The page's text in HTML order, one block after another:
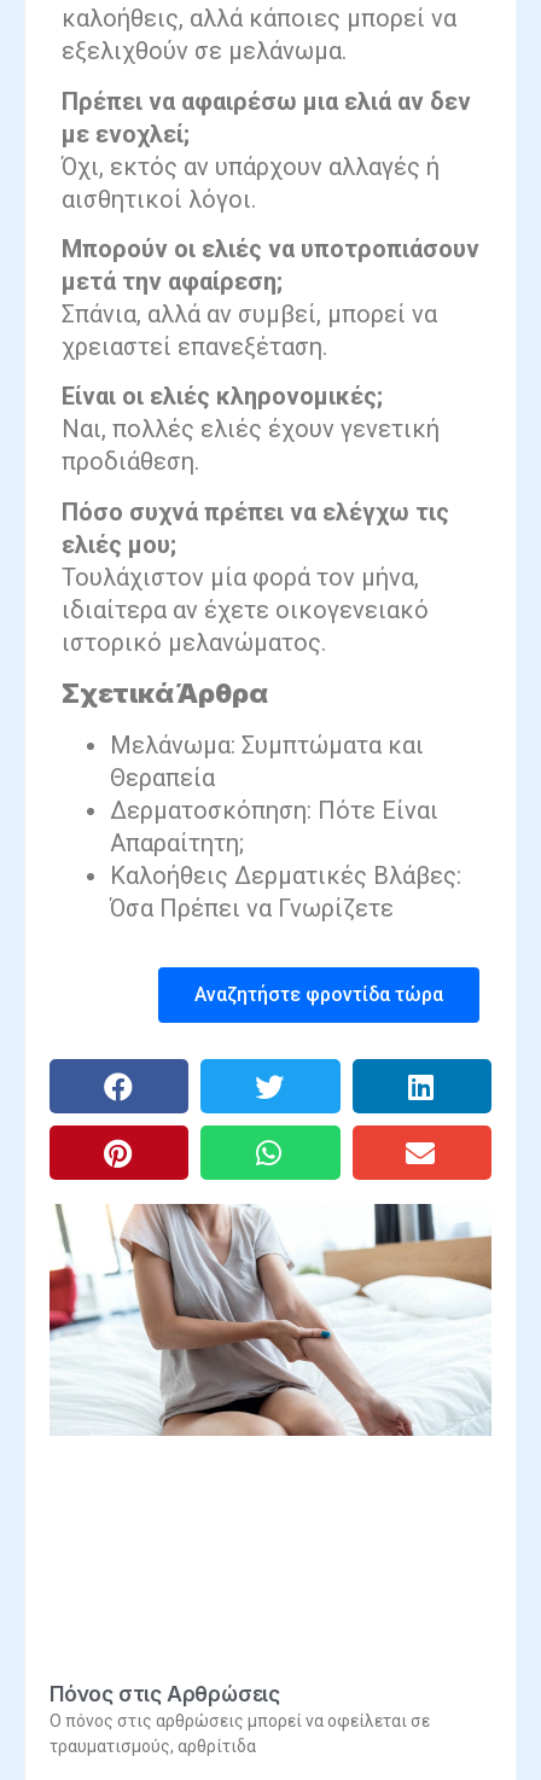
καλοήθεις, αλλά κάποιες μπορεί να
εξελιχθούν σε μελάνωμα.
Πρέπει να αφαιρέσω μια ελιά αν δεν
με ενοχλεί;
Όχι, εκτός αν υπάρχουν αλλαγές ή
αισθητικοί λόγοι.
Μπορούν οι ελιές να υποτροπιάσουν
μετά την αφαίρεση;
Σπάνια, αλλά αν συμβεί, μπορεί να
χρειαστεί επανεξέταση.
Είναι οι ελιές κληρονομικές;
Ναι, πολλές ελιές έχουν γενετική
προδιάθεση.
Πόσο συχνά πρέπει να ελέγχω τις
ελιές μου;
Τουλάχιστον μία φορά τον μήνα,
ιδιαίτερα αν έχετε οικογενειακό
ιστορικό μελανώματος.
Σχετικά Άρθρα
Μελάνωμα: Συμπτώματα και
Θεραπεία
Δερματοσκόπηση: Πότε Είναι
Απαραίτητη;
Καλοήθεις Δερματικές Βλάβες:
Όσα Πρέπει να Γνωρίζετε
Αναζητήστε φροντίδα τώρα
Πόνος στις Αρθρώσεις
Ο πόνος στις αρθρώσεις μπορεί να οφείλεται σε
τραυματισμούς, αρθρίτιδα